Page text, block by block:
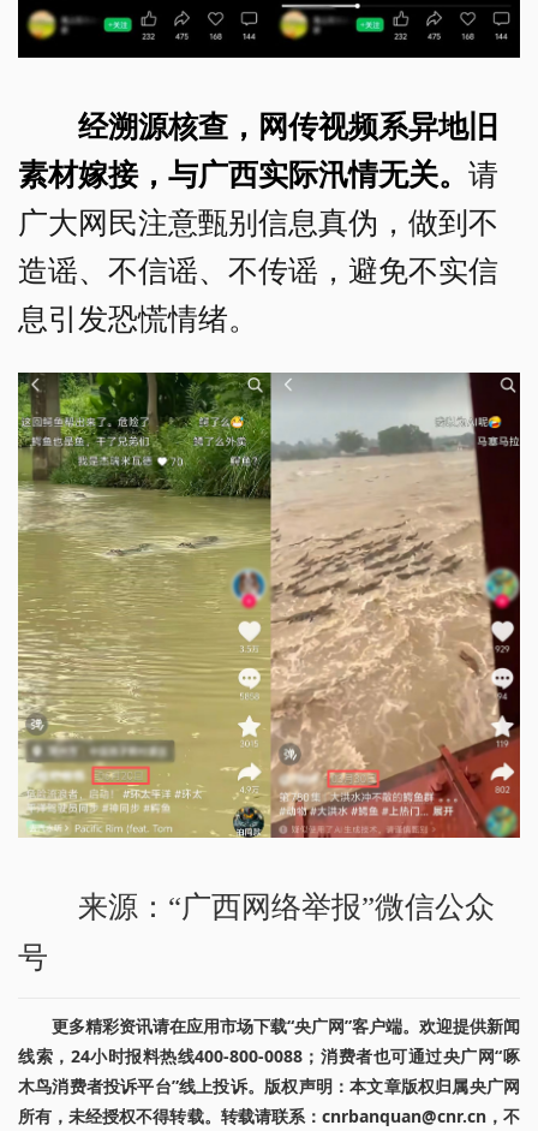
经溯源核查，网传视频系异地旧
素材嫁接，与广西实际汛情无关。 请
广大网民注意甄别信息真伪，做到不
造谣、不信谣、不传谣，避免不实信
息引发恐慌情绪。
来源：“广西网络举报”微信公众
号
更多精彩资讯请在应用市场下载“央广网”客户端。欢迎提供新闻
线索，24小时报料热线400-800-0088；消费者也可通过央广网“啄
木鸟消费者投诉平台”线上投诉。版权声明：本文章版权归属央广网
所有，未经授权不得转载。转载请联系：cnrbanquan@cnr.cn，不